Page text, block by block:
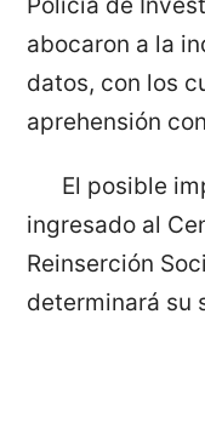
abocaron a la
datos, con los
aprehensión
El posible
ingresado al
Reinserción
determinará su